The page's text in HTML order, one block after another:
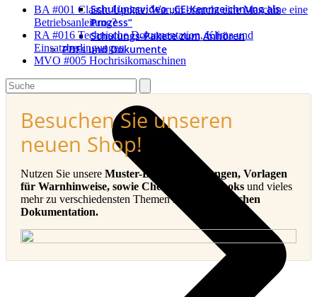
Schulungsvideo „CE-Kennzeichnung als
Prozess“
Schulungs-Pakete zum Anhören
PDFs und Dokumente
BA #001 Classic Update: Warum braucht eine Maschine eine
Betriebsanleitung?
RA #016 Technische Dokumentation, Klima und
Einsatzbedingungen
MVO #005 Hochrisikomaschinen
Search
Besuchen Sie unseren
neuen Shop!
Nutzen Sie unsere Muster-Betriebsanleitungen, Vorlagen
für Warnhinweise, sowie Checklisten, E-Books und vieles
mehr zu verschiedensten Themen in der
Technischen
Dokumentation.